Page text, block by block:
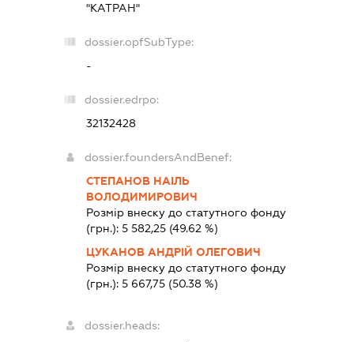
"КАТРАН"
dossier.opfSubType:
-
dossier.edrpo:
32132428
dossier.foundersAndBenef:
СТЕПАНОВ НАІЛЬ
ВОЛОДИМИРОВИЧ
Розмір внеску до статутного фонду
(грн.):5 582,25 (49.62 %)
ЦУКАНОВ АНДРІЙ ОЛЕГОВИЧ
Розмір внеску до статутного фонду
(грн.):5 667,75 (50.38 %)
dossier.heads: